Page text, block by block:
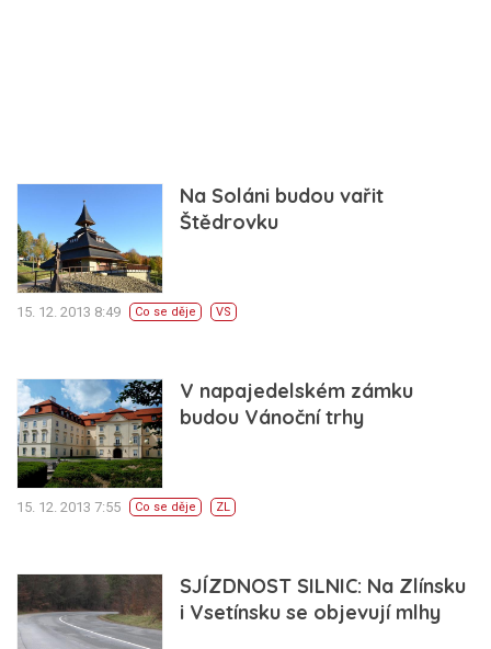
Na Soláni budou vařit
Štědrovku
15. 12. 2013 8:49 Co se děje VS
V napajedelském zámku
budou Vánoční trhy
15. 12. 2013 7:55 Co se děje ZL
SJÍZDNOST SILNIC: Na Zlínsku
i Vsetínsku se objevují mlhy